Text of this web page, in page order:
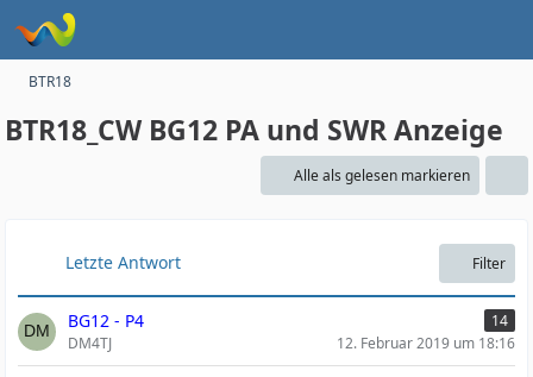
BTR18
BTR18_CW BG12 PA und SWR Anzeige
Alle als gelesen markieren
Letzte Antwort Filter
BG12 - P4
14
DM4TJ
12. Februar 2019 um 18:16